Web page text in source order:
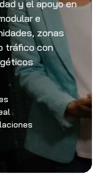
y el apoyo en
e
zonas
tráfico con